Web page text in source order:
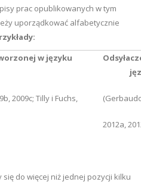
prac opublikowanych w tym
uporządkować alfabetycznie
w języku
2009c; Tilly i Fuchs,
2012a,
się do więcej niż jednej pozycji kilku